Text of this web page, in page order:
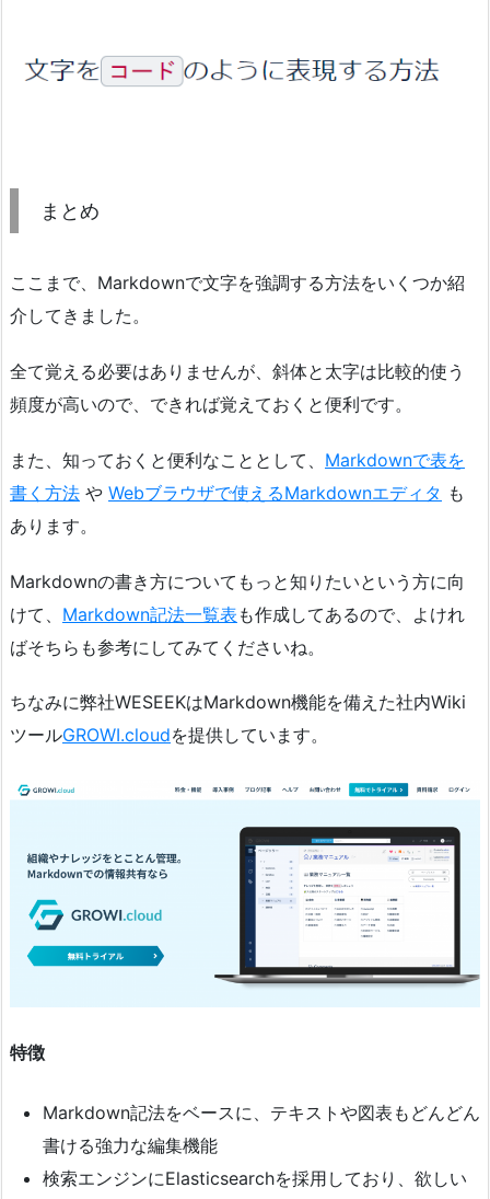
まとめ
ここまで、Markdownで文字を強調する方法をいくつか紹
介してきました。
全て覚える必要はありませんが、斜体と太字は比較的使う
頻度が高いので、できれば覚えておくと便利です。
また、知っておくと便利なこととして、 Markdownで表を
書く方法 や Webブラウザで使えるMarkdownエディタ も
あります。
Markdownの書き方についてもっと知りたいという方に向
けて、 Markdown記法一覧表 も作成してあるので、よけれ
ばそちらも参考にしてみてくださいね。
ちなみに弊社WESEEKはMarkdown機能を備えた社内Wiki
ツールGROWI.cloudを提供しています。
特徴
Markdown記法をベースに、テキストや図表もどんどん
書ける強力な編集機能
検索エンジンにElasticsearchを採用しており、欲しい